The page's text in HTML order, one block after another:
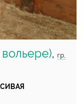
, г.р,